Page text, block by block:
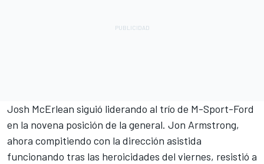
Josh McErlean siguió liderando al trío de M-Sport-Ford
en la novena posición de la general. Jon Armstrong,
ahora compitiendo con la dirección asistida
funcionando tras las heroicidades del viernes, resistió a